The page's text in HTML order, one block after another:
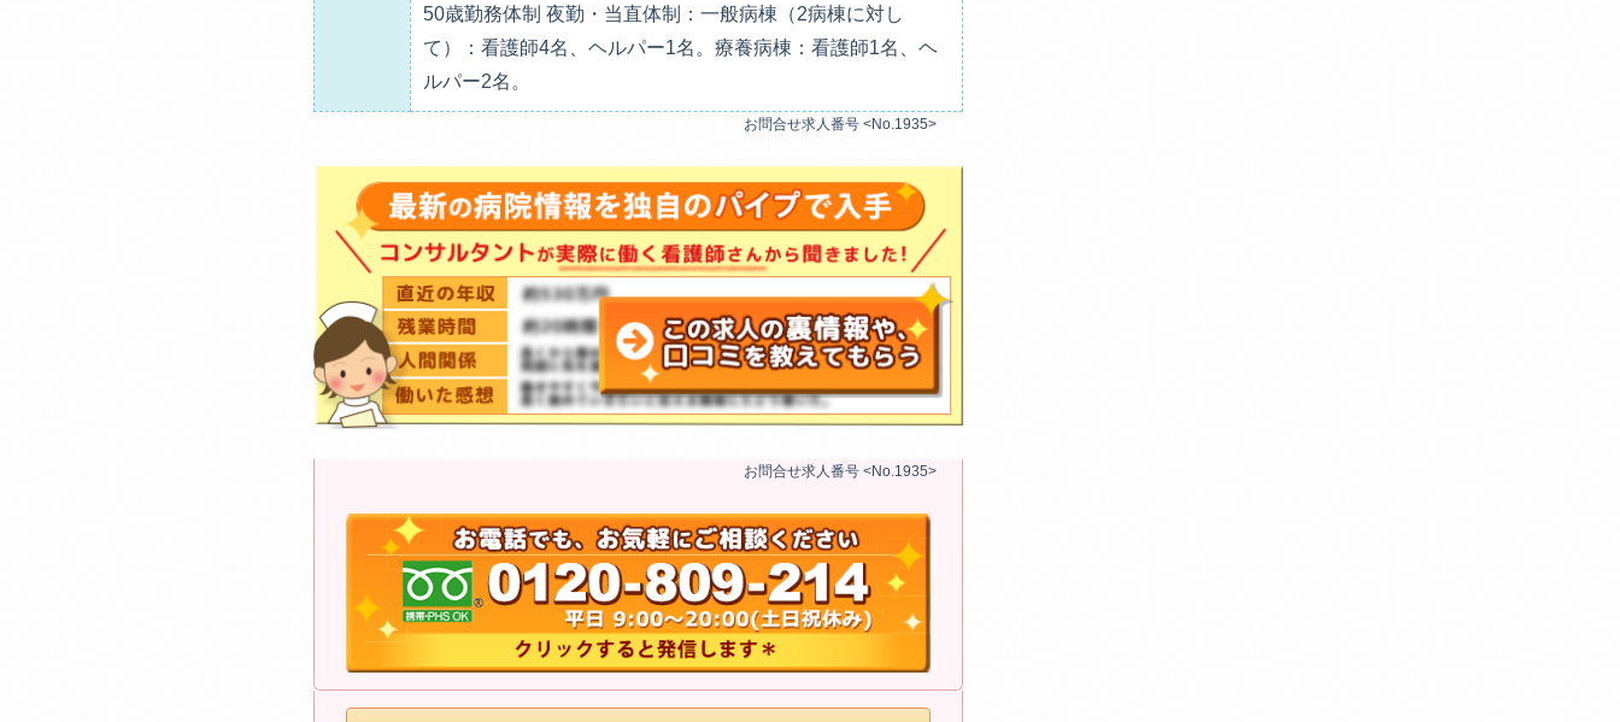
50歳勤務体制 夜勤・当直体制：一般病棟（2病棟に対し
て）：看護師4名、ヘルパー1名。療養病棟：看護師1名、ヘ
ルパー2名。
お問合せ求人番号 <No.1935>
お問合せ求人番号 <No.1935>